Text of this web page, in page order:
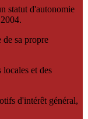
statut d'autonomie
de sa propre
locales et des
d'intérêt général,